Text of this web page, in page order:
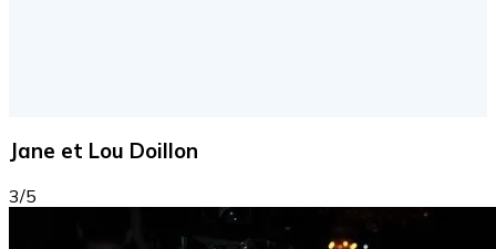
Jane et Lou Doillon
3/5